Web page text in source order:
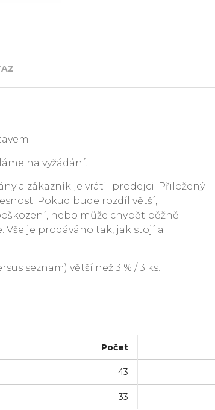
na vyžádání.
a zákazník je vrátil prodejci. Přiložený
Pokud bude rozdíl větší,
nebo může chybět běžně
je prodáváno tak, jak stojí a
seznam) větší než 3 % / 3 ks.
Počet
43
33